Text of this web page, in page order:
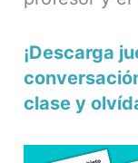
¡Descarga
clase y